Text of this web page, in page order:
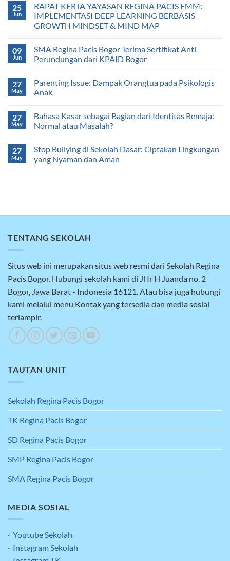
25
Jun
RAPAT KERJA YAYASAN REGINA PACIS FMM:
IMPLEMENTASI DEEP LEARNING BERBASIS
GROWTH MINDSET & MIND MAP
09
Jun
SMA Regina Pacis Bogor Terima Sertifikat Anti
Perundungan dari KPAID Bogor
27
May
Parenting Issue: Dampak Orangtua pada Psikologis
Anak
27
May
Bahasa Kasar sebagai Bagian dari Identitas Remaja:
Normal atau Masalah?
27
May
Stop Bullying di Sekolah Dasar: Ciptakan Lingkungan
yang Nyaman dan Aman
TENTANG SEKOLAH
Situs web ini merupakan situs web resmi dari Sekolah Regina
Pacis Bogor. Hubungi sekolah kami di Jl Ir H Juanda no. 2
Bogor, Jawa Barat - Indonesia 16121. Atau bisa juga hubungi
kami melalui menu Kontak yang tersedia dan media sosial
terlampir.
TAUTAN UNIT
Sekolah Regina Pacis Bogor
TK Regina Pacis Bogor
SD Regina Pacis Bogor
SMP Regina Pacis Bogor
SMA Regina Pacis Bogor
MEDIA SOSIAL
· Youtube Sekolah
· Instagram Sekolah